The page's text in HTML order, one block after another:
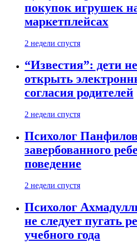
покупок игрушек
маркетплейсах
2 недели спустя
“Известия”: дети
открыть
согласия родителей
2 недели спустя
Психолог
завербованного
поведение
2 недели спустя
Психолог
не следует пугать
учебного года